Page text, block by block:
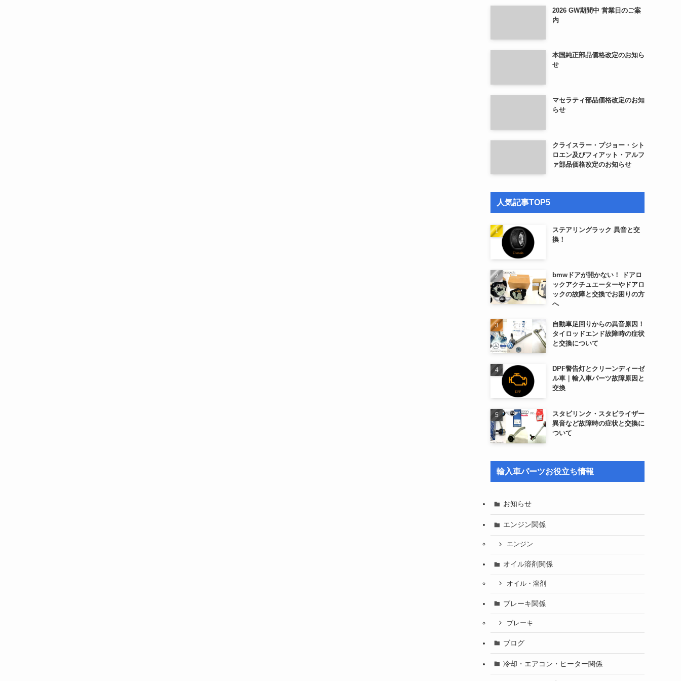
2026 GW期間中 営業日のご案
内
本国純正部品価格改定のお知ら
せ
マセラティ部品価格改定のお知
らせ
クライスラー・プジョー・シト
ロエン及びフィアット・アルフ
ァ部品価格改定のお知らせ
人気記事TOP5
ステアリングラック 異音と交
換！
bmwドアが開かない！ ドアロ
ックアクチュエーターやドアロ
ックの故障と交換でお困りの方
へ
自動車足回りからの異音原因！
タイロッドエンド故障時の症状
と交換について
DPF警告灯とクリーンディーゼ
ル車｜輸入車パーツ故障原因と
交換
スタビリンク・スタビライザー
異音など故障時の症状と交換に
ついて
輸入車パーツお役立ち情報
お知らせ
エンジン関係
エンジン
オイル溶剤関係
オイル・溶剤
ブレーキ関係
ブレーキ
ブログ
冷却・エアコン・ヒーター関係